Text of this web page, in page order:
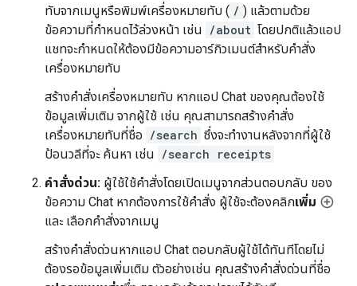
ทับจากเมนูหรือพิมพ์เครื่องหมายทับ ( / ) แล้วตามด้วย
ข้อความที่กำหนดไว้ล่วงหน้า เช่น /about โดยปกติแล้วแอป
แชทจะกำหนดให้ต้องมีข้อความอาร์กิวเมนต์สำหรับคำสั่ง
เครื่องหมายทับ
สร้างคำสั่งเครื่องหมายทับ หากแอป Chat ของคุณต้องใช้
ข้อมูลเพิ่มเติม จากผู้ใช้ เช่น คุณสามารถสร้างคำสั่ง
เครื่องหมายทับที่ชื่อ /search ซึ่งจะทำงานหลังจากที่ผู้ใช้
ป้อนวลีที่จะ ค้นหา เช่น /search receipts
คำสั่งด่วน: ผู้ใช้ใช้คำสั่งโดยเปิดเมนูจากส่วนตอบกลับ ของ
ข้อความ Chat หากต้องการใช้คำสั่ง ผู้ใช้จะต้องคลิกเพิ่ม
และ เลือกคำสั่งจากเมนู
สร้างคำสั่งด่วนหากแอป Chat ตอบกลับผู้ใช้ได้ทันทีโดยไม่
ต้องรอข้อมูลเพิ่มเติม ตัวอย่างเช่น คุณสร้างคำสั่งด่วนที่ชื่อ